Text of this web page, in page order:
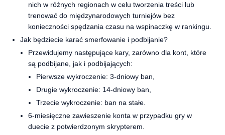
nich w różnych regionach w celu tworzenia treści lub
trenować do międzynarodowych turniejów bez
konieczności spędzania czasu na wspinaczkę w rankingu.
Jak będziecie karać smerfowanie i podbijanie?
Przewidujemy następujące kary, zarówno dla kont, które
są podbijane, jak i podbijających:
Pierwsze wykroczenie: 3-dniowy ban,
Drugie wykroczenie: 14-dniowy ban,
Trzecie wykroczenie: ban na stałe.
6-miesięczne zawieszenie konta w przypadku gry w
duecie z potwierdzonym skrypterem.